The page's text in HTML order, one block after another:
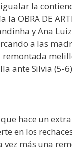
la
OBRA DE
y Ana
a las
ante Silvia (5-
hace un
en los
más una